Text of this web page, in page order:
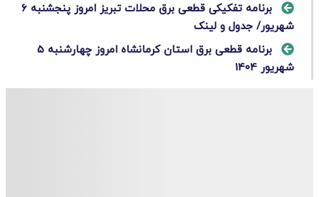
برنامه تفکیکی قطعی برق محلات تبریز امروز پنجشنبه ۶
شهریور/ جدول و لینک
برنامه قطعی برق استان کرمانشاه امروز چهارشنبه 5
شهریور 1404